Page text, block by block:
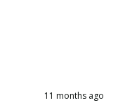
11 months ago